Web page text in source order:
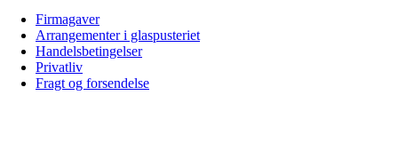
Firmagaver
Arrangementer i glaspusteriet
Handelsbetingelser
Privatliv
Fragt og forsendelse